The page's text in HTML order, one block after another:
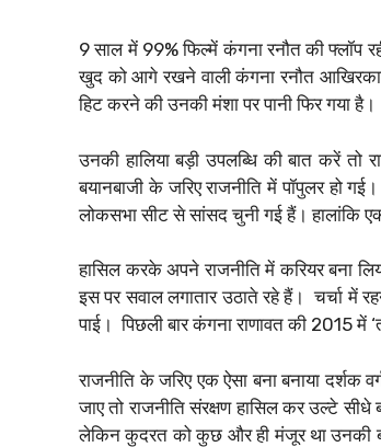
9 साल में 99% फिल्में कंगना रनौत की फ्लॉप
खुद को आगे रखने वाली कंगना रनौत
हिट करने की उनकी मंशा पर पानी फिर गया है। ‌
उनकी हालिया बड़ी उपलब्धि की बात करें तो
बयानबाजी के जरिए राजनीति में पॉपुलर हो
लोकसभा सीट से सांसद चुनी गई हैं। हालांकि
हासिल करके अपने राजनीति में करियर बना
इस पर सवाल लगातार उठाते रहे हैं। ‌ चर्चा में
पाई। ‌ पिछली बार कंगना राणावत की 2015 में
राजनीति के जरिए एक ऐसा बना बनाया
जाए तो राजनीति संरक्षण हासिल कर उल्टे
लेकिन कुदरत को कुछ और ही मंजूर था उनकी